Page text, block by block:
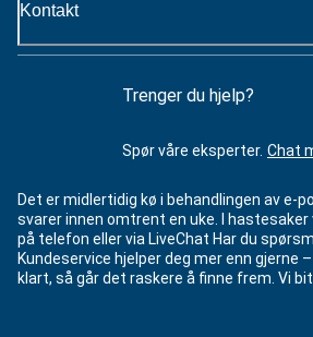
Kontakt
Trenger du hjelp?
Spør våre eksperter. Chat
Det er midlertidig kø i behandlingen av e-
svarer innen omtrent en uke. I
på telefon eller via LiveChat Har du
Kundeservice hjelper deg mer enn gjerne
klart, så går det raskere å finne frem. Vi